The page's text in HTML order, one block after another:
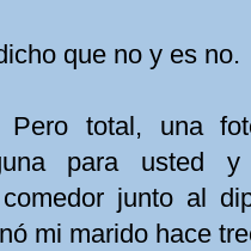
que no y es no.
Pero total, una
para usted y
junto al
mi marido hace